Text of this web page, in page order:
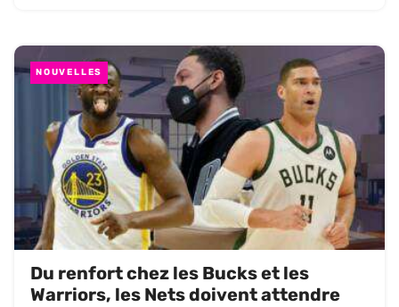
NOUVELLES
Du renfort chez les Bucks et les
Warriors, les Nets doivent attendre